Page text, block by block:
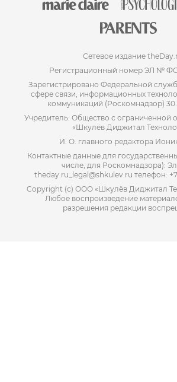
Сетевое издание
Регистрационный номер ЭЛ № ФС
Зарегистрировано Федеральной
сфере связи, информационных
коммуникаций (Роскомнадзор)
Учредитель: Общество с ограниченной
«Шкулёв Диджитал
И. О. главного редактора
Контактные данные для
числе, для Роскомнадзора):
theday.ru_legal@shkulev.ru телефон:
Copyright (с) ООО «Шкулёв Диджитал
Любое воспроизведение
разрешения редакции